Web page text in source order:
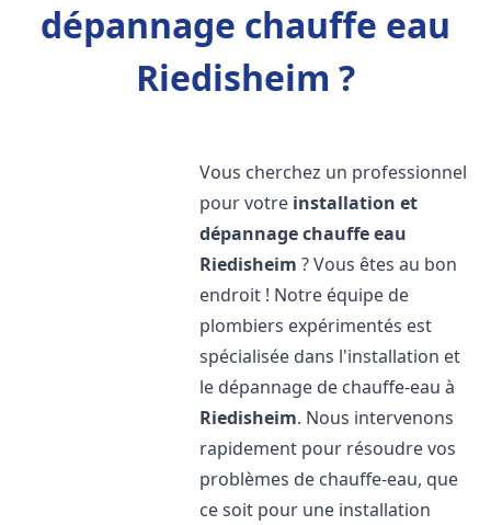
dépannage chauffe eau
Riedisheim ?
Vous cherchez un professionnel
pour votre installation et
dépannage chauffe eau
Riedisheim ? Vous êtes au bon
endroit ! Notre équipe de
plombiers expérimentés est
spécialisée dans l'installation et
le dépannage de chauffe-eau à
Riedisheim. Nous intervenons
rapidement pour résoudre vos
problèmes de chauffe-eau, que
ce soit pour une installation